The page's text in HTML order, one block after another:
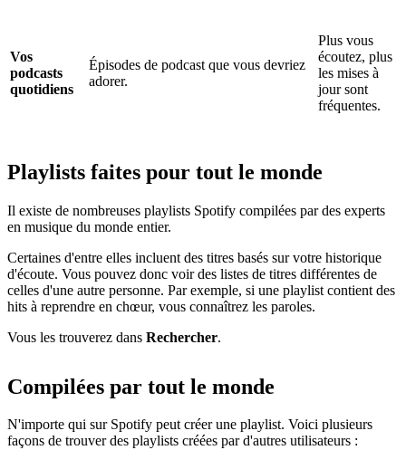
Vos
podcasts
quotidiens
Épisodes de podcast que vous devriez
adorer.
Plus vous
écoutez, plus
les mises à
jour sont
fréquentes.
Playlists faites pour tout le monde
Il existe de nombreuses playlists Spotify compilées par des experts
en musique du monde entier.
Certaines d'entre elles incluent des titres basés sur votre historique
d'écoute. Vous pouvez donc voir des listes de titres différentes de
celles d'une autre personne. Par exemple, si une playlist contient des
hits à reprendre en chœur, vous connaîtrez les paroles.
Vous les trouverez dans Rechercher.
Compilées par tout le monde
N'importe qui sur Spotify peut créer une playlist. Voici plusieurs
façons de trouver des playlists créées par d'autres utilisateurs :